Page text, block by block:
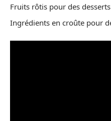
Fruits rôtis pour des
Ingrédients en croûte pour